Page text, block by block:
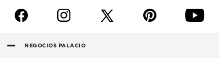
f i p y
NEGOCIOS PALACIO